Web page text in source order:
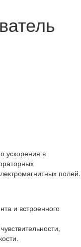
ускорения в
полей.
и встроенного